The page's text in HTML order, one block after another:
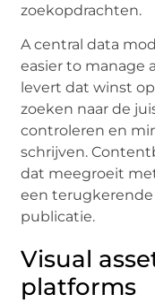
zoekopdrachten.
A central data
easier to manage
levert dat winst
zoeken naar de
controleren en
schrijven.
dat meegroeit
een
publicatie.
Visual
platforms